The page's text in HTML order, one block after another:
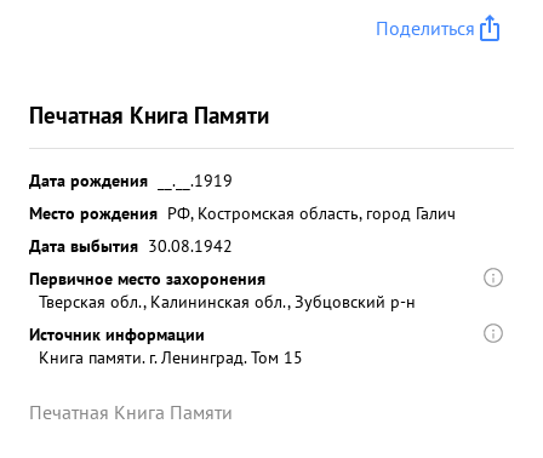
Поделиться
Печатная Книга Памяти
Дата рождения
__.__.1919
Место рождения РФ, Костромская область, город Галич
Дата выбытия 30.08.1942
Первичное место захоронения
Тверская обл., Калининская обл., Зубцовский р-н
Источник информации
Книга памяти. г. Ленинград. Том 15
Печатная Книга Памяти